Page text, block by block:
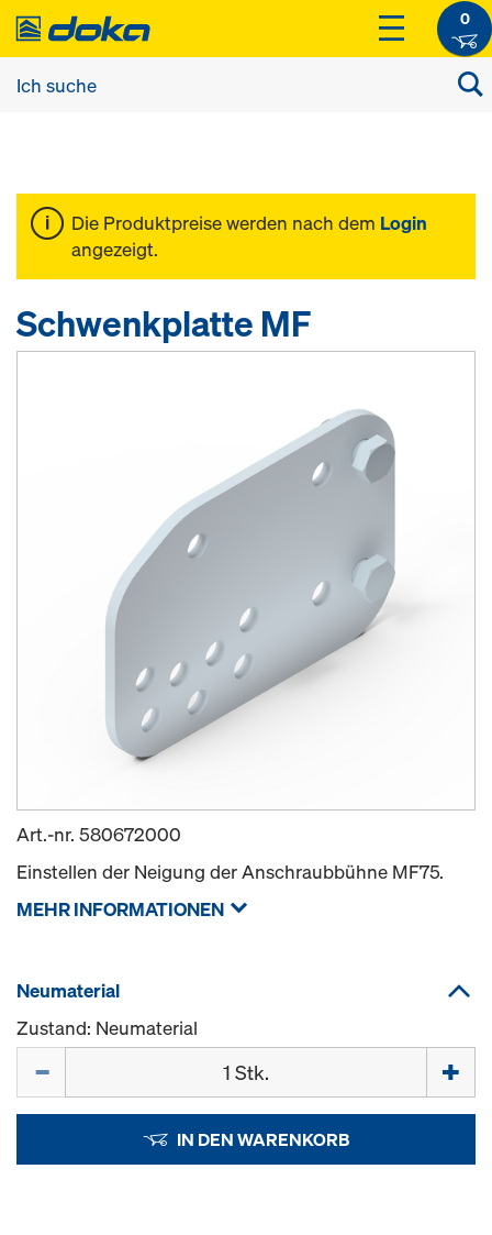
0
Die Produktpreise werden nach dem Login
angezeigt.
Schwenkplatte MF
Art.-nr. 580672000
Einstellen der Neigung der Anschraubbühne MF75.
MEHR INFORMATIONEN
Neumaterial
Zustand: Neumaterial
IN DEN WARENKORB